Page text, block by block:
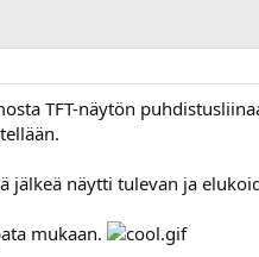
TFT-näytön
jälkeä näytti tulevan ja
mukaan.